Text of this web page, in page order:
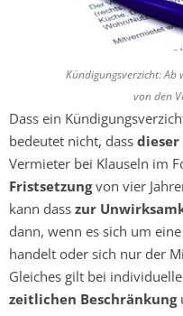
Kündigungsverzicht:
von den
Dass ein
bedeutet nicht, dass dieser
Vermieter bei Klauseln im
Fristsetzungvon vier
kann dass zur
dann, wenn es sich um
handelt oder sich nur der
Gleiches gilt bei
zeitlichen Beschränkung